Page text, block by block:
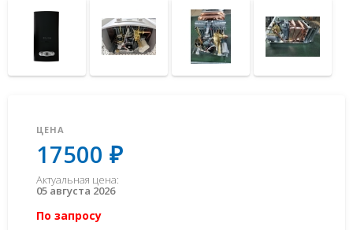
ЦЕНА
17500 ₽
Актуальная цена:
05 августа 2026
По запросу